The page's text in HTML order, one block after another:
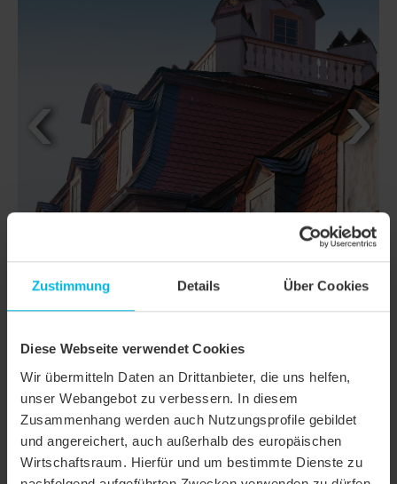
Zustimmung Details Über Cookies
Diese Webseite verwendet Cookies
Wir übermitteln Daten an Drittanbieter, die uns helfen,
unser Webangebot zu verbessern. In diesem
Zusammenhang werden auch Nutzungsprofile gebildet
und angereichert, auch außerhalb des europäischen
Wirtschaftsraum. Hierfür und um bestimmte Dienste zu
DETAILS
Produktfamilie Biberschwanzziegel AMBIENTE
Produktgruppe Dachziegel